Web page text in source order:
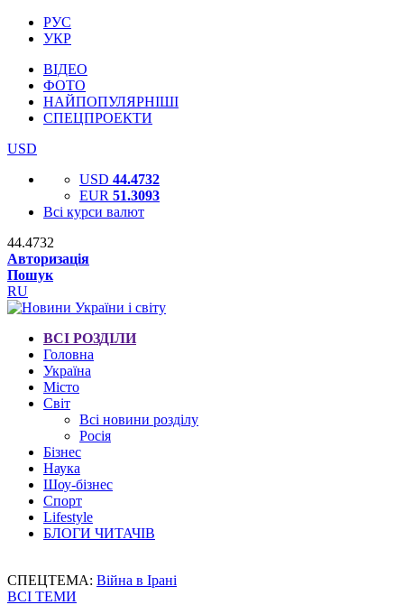
РУС
УКР
ВІДЕО
ФОТО
НАЙПОПУЛЯРНІШІ
СПЕЦПРОЕКТИ
USD
USD 44.4732
EUR 51.3093
Всі курси валют
44.4732
Авторизація
Пошук
RU
ВСІ РОЗДІЛИ
Головна
Україна
Місто
Світ
Всі новини розділу
Росія
Бізнес
Наука
Шоу-бізнес
Спорт
Lifestyle
БЛОГИ ЧИТАЧІВ
СПЕЦТЕМА: Війна в Ірані
ВСІ ТЕМИ